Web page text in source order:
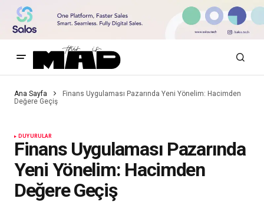
Ana Sayfa
Finans Uygulaması Pazarında Yeni Yönelim: Hacimden
Değere Geçiş
DUYURULAR
Finans Uygulaması Pazarında
Yeni Yönelim: Hacimden
Değere Geçiş